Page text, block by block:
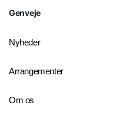
Genveje
Nyheder
Arrangementer
Om os